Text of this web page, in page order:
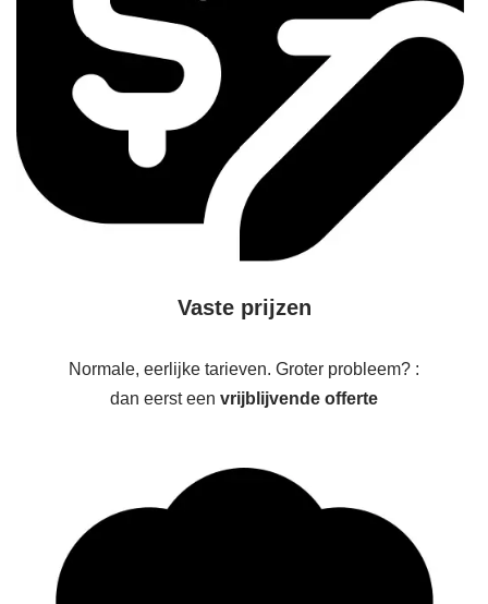
Vaste prijzen
Normale, eerlijke tarieven. Groter probleem? :
dan eerst een vrijblijvende offerte